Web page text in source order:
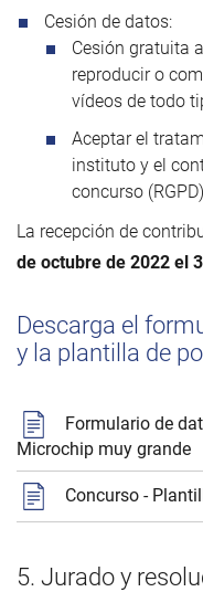
Cesión de datos:
Cesión gratuita
reproducir o
vídeos de todo
Aceptar el
instituto y el
concurso
La recepción de
de octubre de 2022 el
Descarga el
y la plantilla de
Formulario de
Microchip muy grande
Concurso -
5. Jurado y